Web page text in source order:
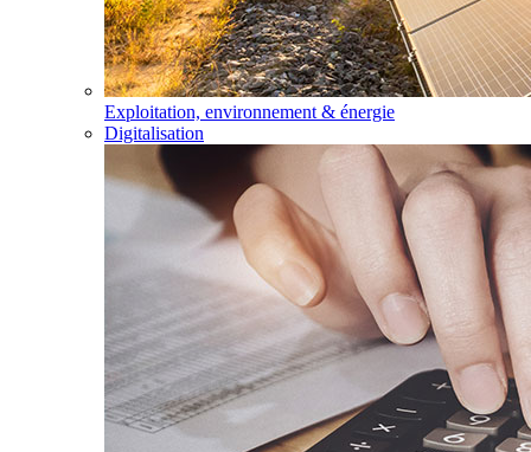
Exploitation, environnement & énergie
Digitalisation